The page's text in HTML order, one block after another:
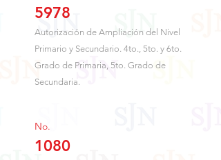
5978
Autorización de Ampliación del Nivel
Primario y Secundario. 4to., 5to. y 6to.
Grado de Primaria, 5to. Grado de
Secundaria.
No.
1080